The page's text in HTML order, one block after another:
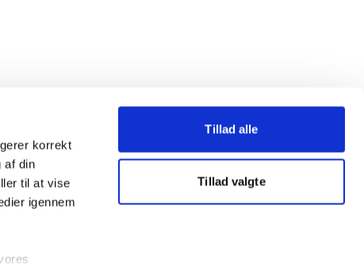
korrekt
af din
til at vise
igennem
Tillad alle
Tillad valgte